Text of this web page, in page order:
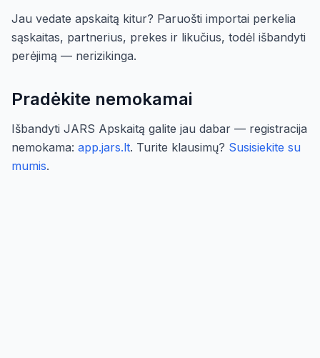
Jau vedate apskaitą kitur? Paruošti importai perkelia
sąskaitas, partnerius, prekes ir likučius, todėl išbandyti
perėjimą — nerizikinga.
Pradėkite nemokamai
Išbandyti JARS Apskaitą galite jau dabar — registracija
nemokama: app.jars.lt. Turite klausimų? Susisiekite su
mumis.